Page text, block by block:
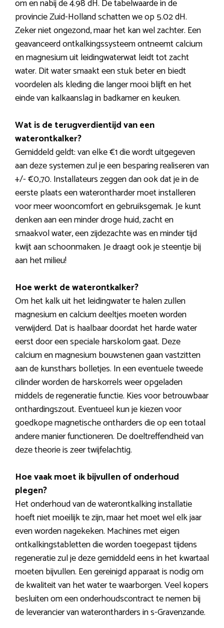
om en nabij de 4.98 dH. De tabelwaarde in de
provincie Zuid-Holland schatten we op 5.02 dH.
Zeker niet ongezond, maar het kan wel zachter. Een
geavanceerd ontkalkingssysteem ontneemt calcium
en magnesium uit leidingwaterwat leidt tot zacht
water. Dit water smaakt een stuk beter en biedt
voordelen als kleding die langer mooi blijft en het
einde van kalkaanslag in badkamer en keuken.
Wat is de terugverdientijd van een
waterontkalker?
Gemiddeld geldt: van elke €1 die wordt uitgegeven
aan deze systemen zul je een besparing realiseren van
+/- €0,70. Installateurs zeggen dan ook dat je in de
eerste plaats een waterontharder moet installeren
voor meer wooncomfort en gebruiksgemak. Je kunt
denken aan een minder droge huid, zacht en
smaakvol water, een zijdezachte was en minder tijd
kwijt aan schoonmaken. Je draagt ook je steentje bij
aan het milieu!
Hoe werkt de waterontkalker?
Om het kalk uit het leidingwater te halen zullen
magnesium en calcium deeltjes moeten worden
verwijderd. Dat is haalbaar doordat het harde water
eerst door een speciale harskolom gaat. Deze
calcium en magnesium bouwstenen gaan vastzitten
aan de kunsthars bolletjes. In een eventuele tweede
cilinder worden de harskorrels weer opgeladen
middels de regeneratie functie. Kies voor betrouwbaar
onthardingszout. Eventueel kun je kiezen voor
goedkope magnetische ontharders die op een totaal
andere manier functioneren. De doeltreffendheid van
deze theorie is zeer twijfelachtig.
Hoe vaak moet ik bijvullen of onderhoud
plegen?
Het onderhoud van de waterontkalking installatie
hoeft niet moeilijk te zijn, maar het moet wel elk jaar
even worden nagekeken. Machines met eigen
ontkalkingstabletten die worden toegepast tijdens
regeneratie zul je deze gemiddeld eens in het kwartaal
moeten bijvullen. Een gereinigd apparaat is nodig om
de kwaliteit van het water te waarborgen. Veel kopers
besluiten om een onderhoudscontract te nemen bij
de leverancier van waterontharders in s-Gravenzande.